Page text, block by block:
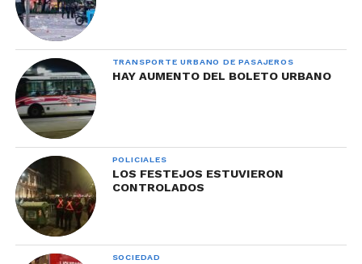
TRANSPORTE URBANO DE PASAJEROS
HAY AUMENTO DEL BOLETO URBANO
POLICIALES
LOS FESTEJOS ESTUVIERON
CONTROLADOS
SOCIEDAD